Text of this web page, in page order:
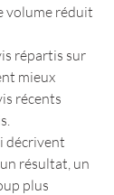
volume réduit
répartis sur
mieux
récents
décrivent
résultat, un
plus